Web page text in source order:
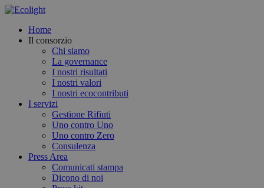
Home
Il consorzio
Chi siamo
La governance
I nostri risultati
I nostri valori
I nostri ecocontributi
I servizi
Gestione Rifiuti
Uno contro Uno
Uno contro Zero
Consulenza
Press Area
Comunicati stampa
Dicono di noi